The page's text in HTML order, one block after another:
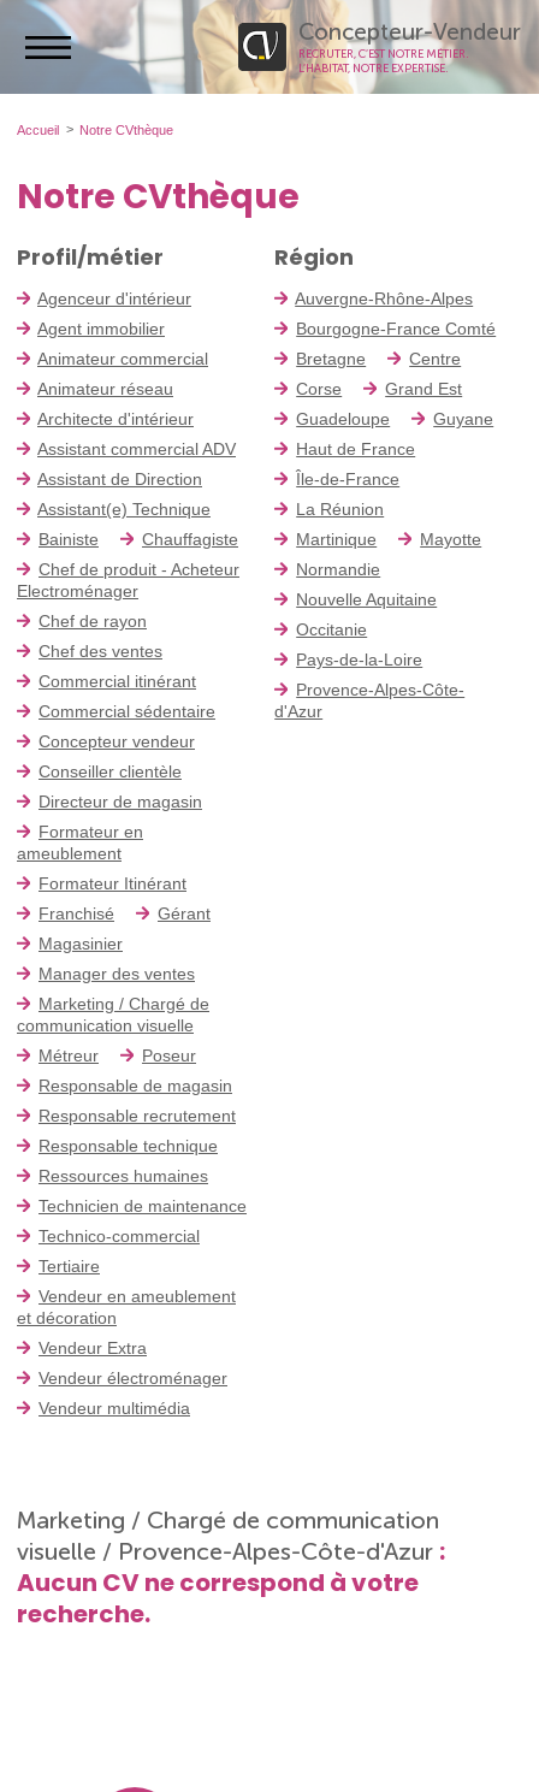
Concepteur-Vendeur
RECRUTER, C’EST NOTRE MÉTIER.
L’HABITAT, NOTRE EXPERTISE.
Accueil Notre CVthèque
Notre CVthèque
Profil/métier
Agenceur d'intérieur
Agent immobilier
Animateur commercial
Animateur réseau
Architecte d'intérieur
Assistant commercial ADV
Assistant de Direction
Assistant(e) Technique
Bainiste
Chauffagiste
Chef de produit - Acheteur
Electroménager
Chef de rayon
Chef des ventes
Commercial itinérant
Commercial sédentaire
Concepteur vendeur
Conseiller clientèle
Directeur de magasin
Formateur en
ameublement
Formateur Itinérant
Franchisé
Gérant
Magasinier
Manager des ventes
Marketing / Chargé de
communication visuelle
Métreur
Poseur
Responsable de magasin
Responsable recrutement
Responsable technique
Ressources humaines
Technicien de maintenance
Technico-commercial
Tertiaire
Vendeur en ameublement
et décoration
Vendeur Extra
Vendeur électroménager
Vendeur multimédia
Région
Auvergne-Rhône-Alpes
Bourgogne-France Comté
Bretagne
Centre
Corse
Grand Est
Guadeloupe
Guyane
Haut de France
Île-de-France
La Réunion
Martinique
Mayotte
Normandie
Nouvelle Aquitaine
Occitanie
Pays-de-la-Loire
Provence-Alpes-Côte-
d'Azur
Marketing / Chargé de communication
visuelle / Provence-Alpes-Côte-d'Azur :
Aucun CV ne correspond à votre
recherche.